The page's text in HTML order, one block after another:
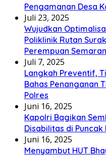
Pengamanan Desa
Juli 23, 2025
Wujudkan
Poliklinik Rutan
Perempuan
Juli 7, 2025
Langkah Preventif,
Bahas Penanganan
Polres
Juni 16, 2025
Kapolri Bagikan
Disabilitas di
Juni 16, 2025
Menyambut HUT